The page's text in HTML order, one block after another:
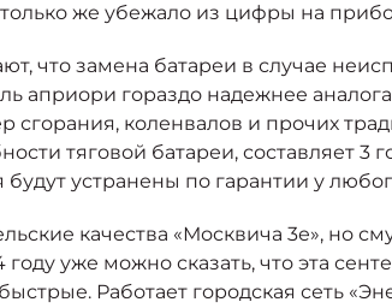
же убежало из цифры на
что замена батареи в случае
априори гораздо надежнее
сгорания, коленвалов и прочих
тяговой батареи, составляет
устранены по гарантии у
качества «Москвича 3е», но
уже можно сказать, что эта
Работает городская сеть